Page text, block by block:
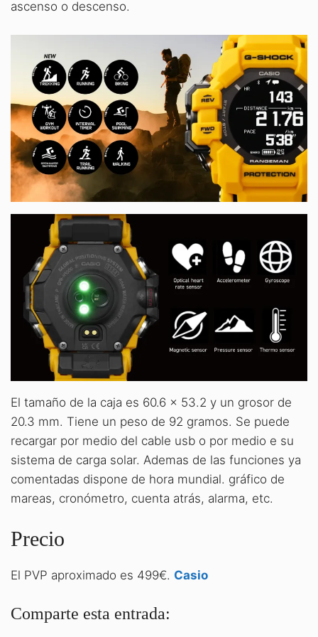
ascenso o descenso.
El tamaño de la caja es 60.6 × 53.2 y un grosor de
20.3 mm. Tiene un peso de 92 gramos. Se puede
recargar por medio del cable usb o por medio e su
sistema de carga solar. Ademas de las funciones ya
comentadas dispone de hora mundial. gráfico de
mareas, cronómetro, cuenta atrás, alarma, etc.
Precio
El PVP aproximado es 499€. Casio
Comparte esta entrada: